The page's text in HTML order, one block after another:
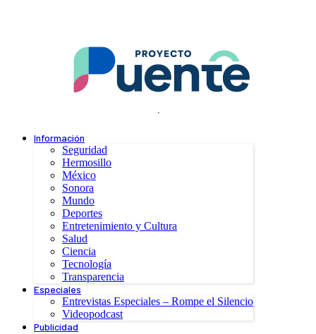
.
Información
Seguridad
Hermosillo
México
Sonora
Mundo
Deportes
Entretenimiento y Cultura
Salud
Ciencia
Tecnología
Transparencia
Especiales
Entrevistas Especiales – Rompe el Silencio
Videopodcast
Publicidad